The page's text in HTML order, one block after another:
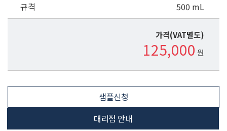
규격 500 mL
가격(VAT별도)
125,000 원
샘플신청
대리점 안내